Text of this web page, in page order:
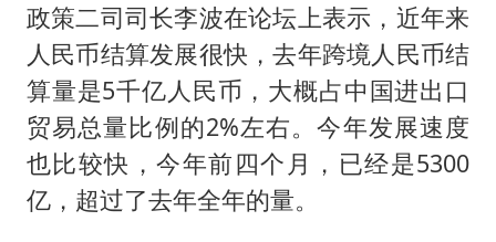
云南一男子胃中取出180颗铁钉
以军士兵把枪口对准中国记者
景区回应“麦积山石窟看完需2000元”
曹颖儿子首次演长剧
政策二司司长李波在论坛上表示，近年来
人民币结算发展很快，去年跨境人民币结
算量是5千亿人民币，大概占中国进出口
贸易总量比例的2%左右。今年发展速度
也比较快，今年前四个月，已经是5300
亿，超过了去年全年的量。